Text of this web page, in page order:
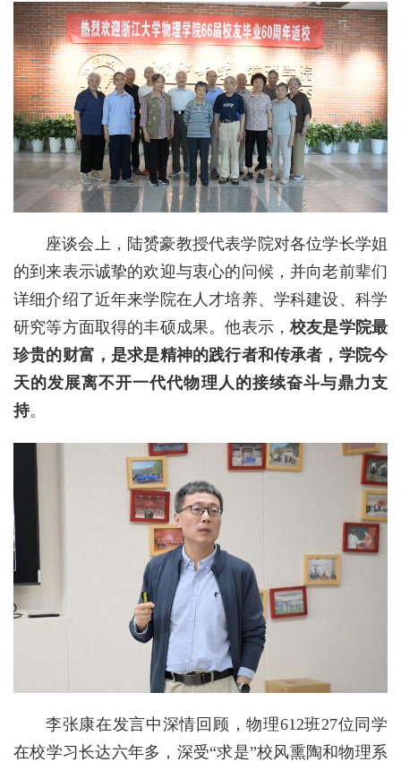
座谈会上，陆赟豪教授代表学院对各位学长学姐
的到来表示诚挚的欢迎与衷心的问候，并向老前辈们
详细介绍了近年来学院在人才培养、学科建设、科学
研究等方面取得的丰硕成果。他表示，校友是学院最
珍贵的财富，是求是精神的践行者和传承者，学院今
天的发展离不开一代代物理人的接续奋斗与鼎力支
持。
李张康在发言中深情回顾，物理612班27位同学
在校学习长达六年多，深受“求是”校风熏陶和物理系